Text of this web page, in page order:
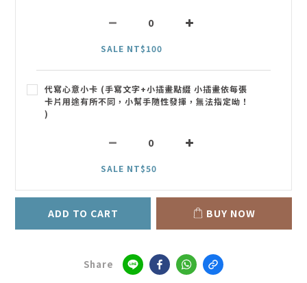
SALE NT$100
代寫心意小卡 (手寫文字+小插畫點綴 小插畫依每張
卡片用途有所不同，小幫手隨性發揮，無法指定呦！
)
SALE NT$50
ADD TO CART BUY NOW
Share